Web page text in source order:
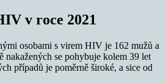
v roce 2021
osobami s virem HIV je 162 mužů a
nakažených se pohybuje kolem 39 let
případů je poměrně široké, a sice od